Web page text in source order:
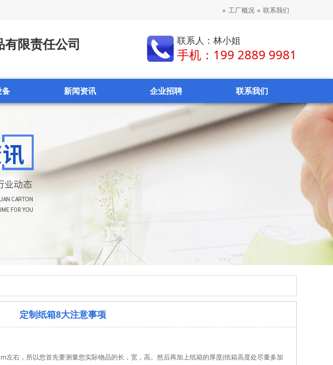
» 工厂概况 » 联系我们
限责任公司 联系人：林小姐
手机：199 2889 9981
备 新闻资讯 企业招聘 联系我们
定制纸箱8大注意事项
右，所以您首先要测量您实际物品的长，宽，高。然后再加上纸箱的厚度(纸箱高度处尽量多加